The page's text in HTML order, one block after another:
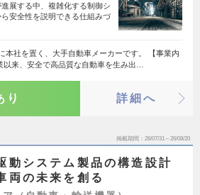
展する中、複雑化する制御シ
安全性を説明できる仕組みづ
本社を置く、大手自動車メーカーです。 【事業内
来、安全で高品質な自動車を生み出…
り 詳細へ
掲載期間 26/07/31～26/08/20
動システム製品の構造設計
両の未来を創る